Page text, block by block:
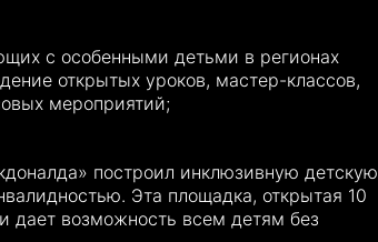
с особенными детьми в регионах
открытых уроков, мастер-классов,
мероприятий;
построил инклюзивную детскую
Эта площадка, открытая 10
дает возможность всем детям без